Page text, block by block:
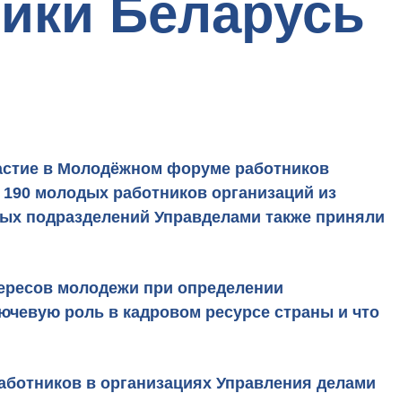
Беларусь
в Молодёжном форуме работников
молодых работников организаций из
подразделений Управделами также приняли
молодежи при определении
роль в кадровом ресурсе страны и что
в организациях Управления делами